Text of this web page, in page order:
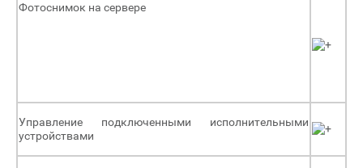
Фотоснимок на сервере
Управление подключенными исполнительными
устройствами